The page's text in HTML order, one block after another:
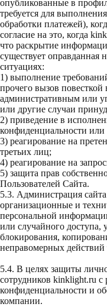
опубликованные в
требуется для
обработки платежей),
согласие на это, когда
что раскрытие
существует оправданная
ситуациях:
1) выполнение
прочего вызов
административным или
или другие случаи
2) приведение в
конфиденциальности
3) реагирование на
третьих лиц;
4) реагирование на
5) защита прав
Пользователей Сайта.
5.3. Администрация
организационные и
персональной
или случайного доступа,
блокирования,
неправомерных действий
5.4. В целях защиты
сотрудников kinklight.ru с
конфиденциальности и
компании.